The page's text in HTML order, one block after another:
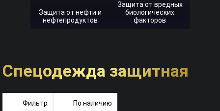
Защита от нефти и
нефтепродуктов
Защита от вредных
биологических
факторов
Спецодежда защитная
Фильтр По наличию